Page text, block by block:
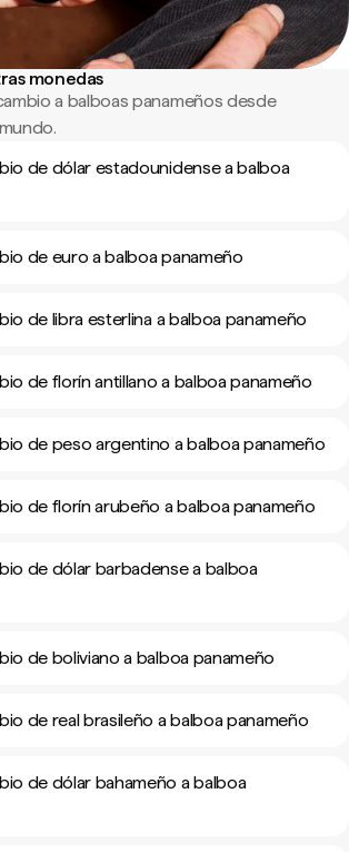
monedas
a balboas panameños desde
de dólar estadounidense a balboa
de euro a balboa panameño
de libra esterlina a balboa panameño
de florín antillano a balboa panameño
de peso argentino a balboa panameño
de florín arubeño a balboa panameño
de dólar barbadense a balboa
de boliviano a balboa panameño
de real brasileño a balboa panameño
de dólar bahameño a balboa